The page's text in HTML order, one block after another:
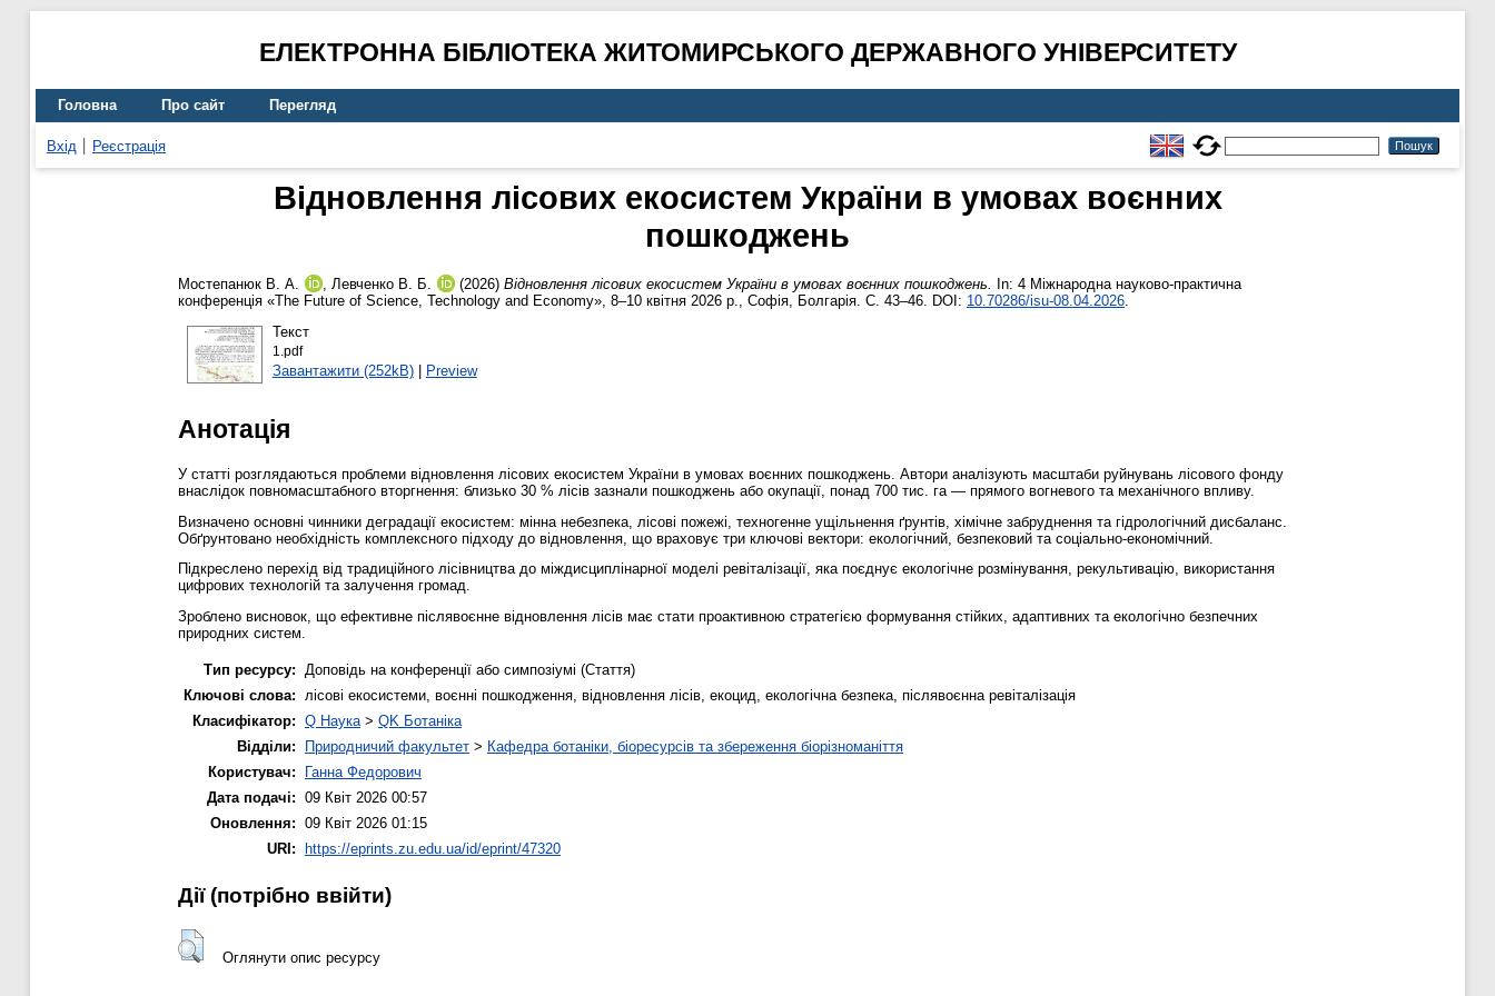
ЕЛЕКТРОННА БІБЛІОТЕКА ЖИТОМИРСЬКОГО ДЕРЖАВНОГО УНІВЕРСИТЕТУ
Головна Про сайт Перегляд
Вхід Реєстрація
Відновлення лісових екосистем України в умовах воєнних
пошкоджень
Мостепанюк В. А. , Левченко В. Б. (2026) Відновлення лісових екосистем України в умовах воєнних пошкоджень.
In: 4 Міжнародна науково-практична
конференція «The Future of Science, Technology and Economy», 8–10 квітня 2026 р., Софія, Болгарія. С. 43–46. DOI: 10.70286/isu-08.04.2026.
Текст
1.pdf
Завантажити (252kB)| Preview
Анотація
У статті розглядаються проблеми відновлення лісових екосистем України в умовах воєнних пошкоджень. Автори аналізують масштаби руйнувань лісового фонду
внаслідок повномасштабного вторгнення: близько 30 % лісів зазнали пошкоджень або окупації, понад 700 тис. га — прямого вогневого та механічного впливу.
Визначено основні чинники деградації екосистем: мінна небезпека, лісові пожежі, техногенне ущільнення ґрунтів, хімічне забруднення та гідрологічний дисбаланс.
Обґрунтовано необхідність комплексного підходу до відновлення, що враховує три ключові вектори: екологічний, безпековий та соціально-економічний.
Підкреслено перехід від традиційного лісівництва до міждисциплінарної моделі ревіталізації, яка поєднує екологічне розмінування, рекультивацію, використання
цифрових технологій та залучення громад.
Зроблено висновок, що ефективне післявоєнне відновлення лісів має стати проактивною стратегією формування стійких, адаптивних та екологічно безпечних
природних систем.
Тип ресурсу: Доповідь на конференції або симпозіумі (Стаття)
Ключові слова: лісові екосистеми, воєнні пошкодження, відновлення лісів, екоцид, екологічна безпека, післявоєнна ревіталізація
Класифікатор: Q Наука> QK Ботаніка
Відділи:
Природничий факультет > Кафедра ботаніки, біоресурсів та збереження біорізноманіття
Користувач:
Ганна Федорович
Дата подачі: 09 Квіт 2026 00:57
Оновлення: 09 Квіт 2026 01:15
URI:
https://eprints.zu.edu.ua/id/eprint/47320
Дії ​​(потрібно ввійти)
Оглянути опис ресурсу